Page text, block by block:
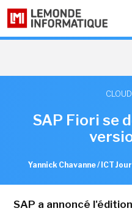
CLOUD
SAP Fiori se
Yannick Chavanne / ICT
SAP a annoncé